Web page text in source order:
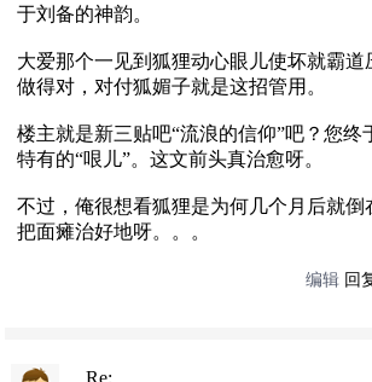
于刘备的神韵。
大爱那个一见到狐狸动心眼儿使坏就霸道
做得对，对付狐媚子就是这招管用。
楼主就是新三贴吧“流浪的信仰”吧？您终
特有的“哏儿”。这文前头真治愈呀。
不过，俺很想看狐狸是为何几个月后就倒
把面瘫治好地呀。。。
编辑 回
Re: